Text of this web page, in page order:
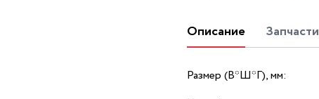
Описание Запчасти
Размер (В*Ш*Г), мм: